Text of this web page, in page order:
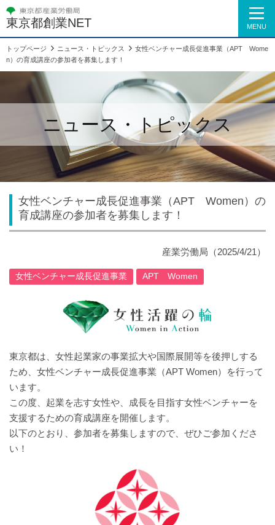
東京都創業NET MENU
トップページ ニュース・トピックス
女性ベンチャー成長促進事業（APT Wome
n）の育成講座の参加者を募集します！
ニュース・トピックス
女性ベンチャー成長促進事業（APT Women）の
育成講座の参加者を募集します！
産業労働局（2025/4/21）
女性ベンチャー成長促進事業 APT Women
東京都は、女性起業家の事業拡大や国際展開等を後押しする
ため、女性ベンチャー成長促進事業（APT Women）を行って
います。
この度、起業を志す女性や、成長を目指す女性ベンチャーを
支援するための育成講座を開催します。
以下のとおり、参加者を募集しますので、ぜひご参加くださ
い！